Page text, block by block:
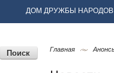
ДОМ ДРУЖБЫ НАРОДОВ
Главная